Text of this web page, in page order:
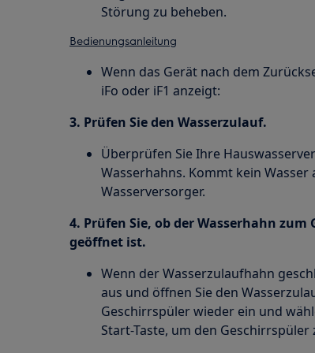
Störung zu beheben.
Bedienungsanleitung
Wenn das Gerät nach dem
iFo oder iF1 anzeigt:
3. Prüfen Sie den Wasserzulauf.
Überprüfen Sie Ihre
Wasserhahns. Kommt kein
Wasserversorger.
4. Prüfen Sie, ob der Wasserhahn
geöffnet ist.
Wenn der Wasserzulaufhahn
aus und öffnen Sie den
Geschirrspüler wieder ein und
Start-Taste, um den Geschirrspüler